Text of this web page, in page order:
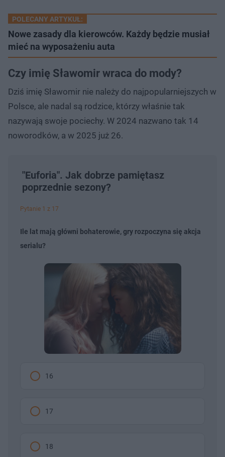
POLECANY ARTYKUŁ:
Nowe zasady dla kierowców. Każdy będzie musiał
mieć na wyposażeniu auta
Czy imię Sławomir wraca do mody?
Dziś imię Sławomir nie należy do najpopularniejszych w
Polsce, ale nadal są rodzice, którzy właśnie tak
nazywają swoje pociechy. W 2024 nazwano tak 14
noworodków, a w 2025 już 26.
"Euforia". Jak dobrze pamiętasz
poprzednie sezony?
Pytanie 1 z 17
Ile lat mają główni bohaterowie, gry rozpoczyna się akcja
serialu?
16
17
18